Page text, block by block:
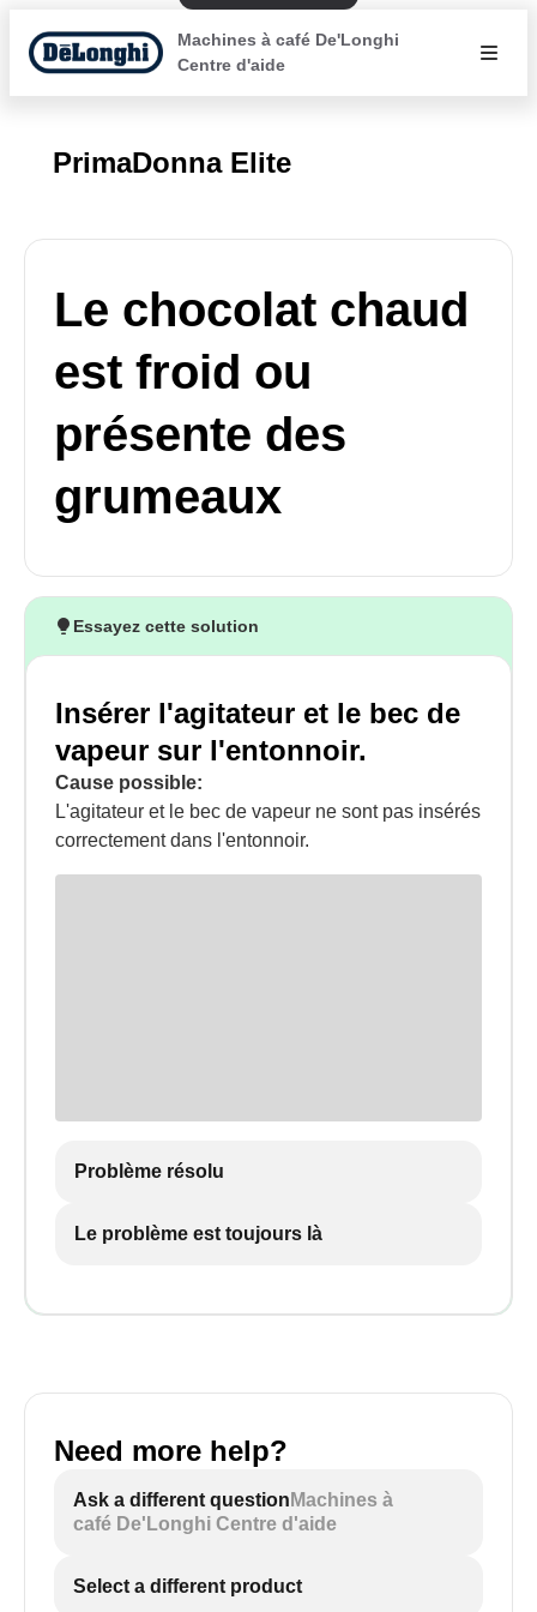
Machines à café De'Longhi
Centre d'aide
PrimaDonna Elite
Le chocolat chaud
est froid ou
présente des
grumeaux
Essayez cette solution
Insérer l'agitateur et le bec de
vapeur sur l'entonnoir.
Cause possible:
L'agitateur et le bec de vapeur ne sont pas insérés
correctement dans l'entonnoir.
Problème résolu
Le problème est toujours là
Need more help?
Ask a different question Machines à
café De'Longhi Centre d'aide
Select a different product